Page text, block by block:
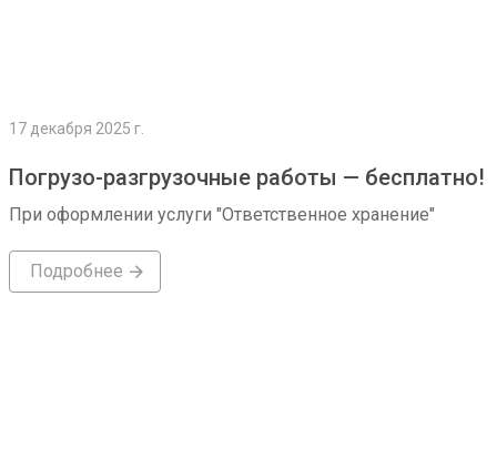
17 декабря 2025 г.
Погрузо-разгрузочные работы — бесплатно!
При оформлении услуги "Ответственное хранение"
Подробнее